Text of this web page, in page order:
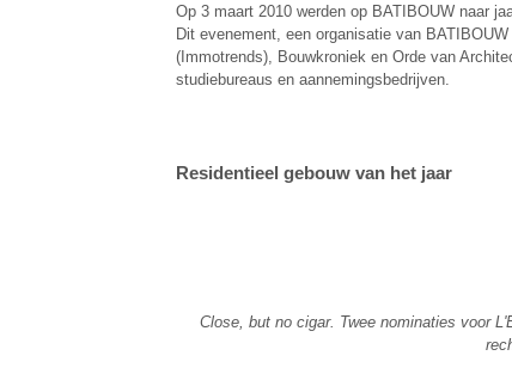
Op 3 maart 2010 werden op BATIBOUW naar
Dit evenement, een organisatie van
(Immotrends), Bouwkroniek en Orde van
studiebureaus en aannemingsbedrijven.
Residentieel gebouw van het jaar
Close, but no cigar. Twee nominaties voor